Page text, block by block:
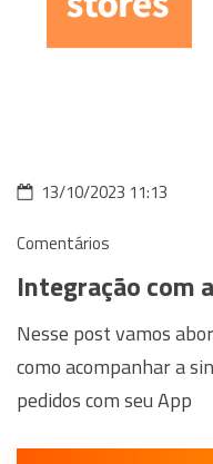
13/10/2023 11:13
Comentários
Integração com
Nesse post vamos
como acompanhar a
pedidos com seu App